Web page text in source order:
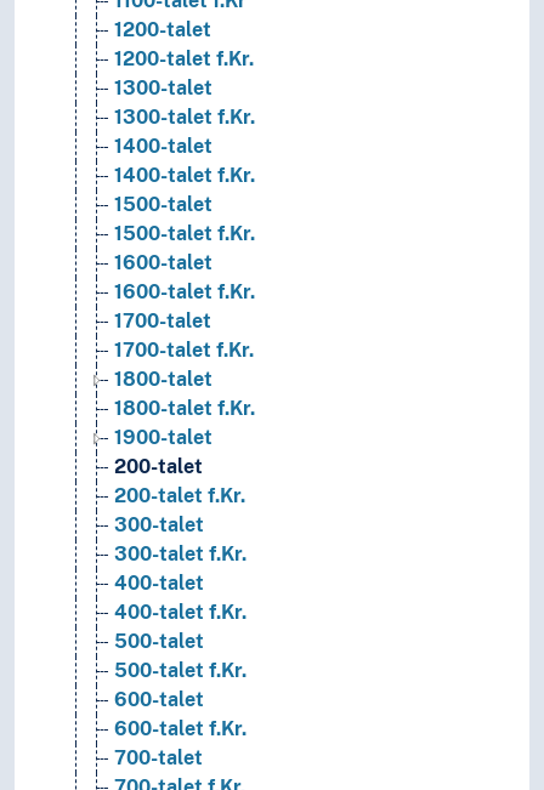
1200-talet
1200-talet f.Kr.
1300-talet
1300-talet f.Kr.
1400-talet
1400-talet f.Kr.
1500-talet
1500-talet f.Kr.
1600-talet
1600-talet f.Kr.
1700-talet
1700-talet f.Kr.
1800-talet
1800-talet f.Kr.
1900-talet
200-talet
200-talet f.Kr.
300-talet
300-talet f.Kr.
400-talet
400-talet f.Kr.
500-talet
500-talet f.Kr.
600-talet
600-talet f.Kr.
700-talet